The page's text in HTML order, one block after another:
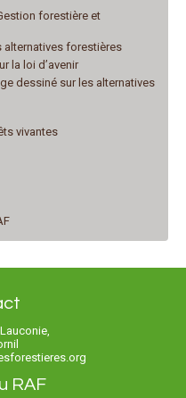
forestière et
alternatives forestières
la loi d’avenir
dessiné sur les alternatives
vivantes
RAF